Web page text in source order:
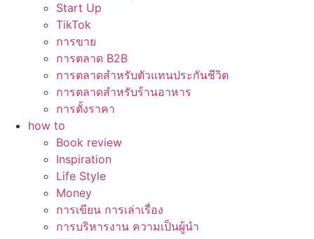
Start Up
TikTok
การขาย
การตลาด B2B
การตลาดสำหรับตัวแทนประกันชีวิต
การตลาดสำหรับร้านอาหาร
การตั้งราคา
how to
Book review
Inspiration
Life Style
Money
การเขียน การเล่าเรื่อง
การบริหารงาน ความเป็นผู้นำ